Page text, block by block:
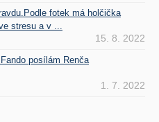
fotek má holčička
stresu a v ...
15. 8. 2022
posílám Renča
1. 7. 2022